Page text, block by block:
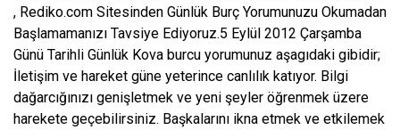
, Rediko.com Sitesinden Günlük Burç Yorumunuzu Okumadan
Başlamamanızı Tavsiye Ediyoruz.5 Eylül 2012 Çarşamba
Günü Tarihli Günlük Kova burcu yorumunuz aşagıdaki gibidir;
İletişim ve hareket güne yeterince canlılık katıyor. Bilgi
dağarcığınızı genişletmek ve yeni şeyler öğrenmek üzere
harekete geçebilirsiniz. Başkalarını ikna etmek ve etkilemek